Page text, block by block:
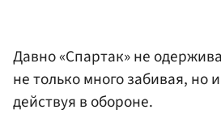
Давно «Спартак» не
не только много забивая, но
действуя в обороне.